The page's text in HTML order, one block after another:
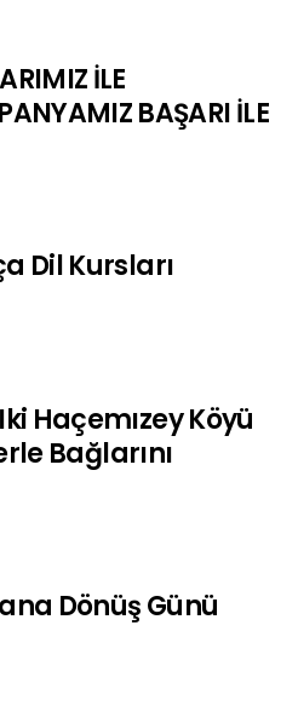
İLE
BAŞARI İLE
Dil Kursları
Haçemızey Köyü
Bağlarını
Dönüş Günü